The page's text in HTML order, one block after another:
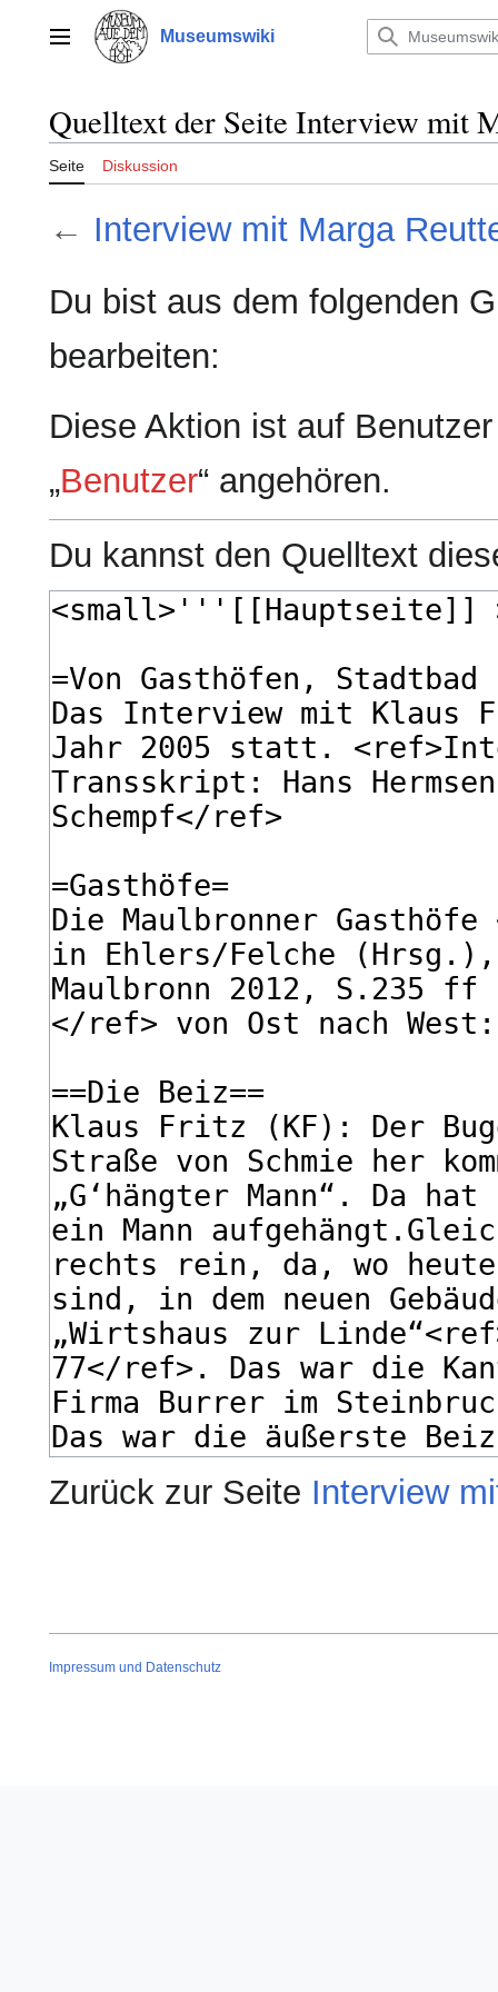
springenHauptmenü Museumswiki
Quelltext der Seite Interview mit
Seite Diskussion
← Interview mit Marga
Du bist aus dem folgenden
bearbeiten:
Diese Aktion ist auf
„Benutzer“ angehören.
Du kannst den Quelltext
Zurück zur Seite Interview
Impressum und Datenschutz